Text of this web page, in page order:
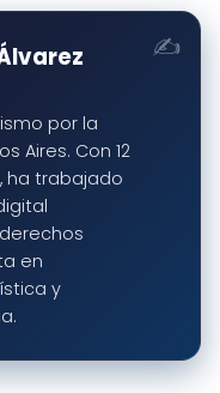
por la
Aires. Con 12
ha trabajado
en
y